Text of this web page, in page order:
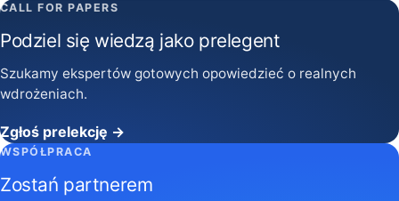
CALL FOR PAPERS
Podziel się wiedzą jako prelegent
Szukamy ekspertów gotowych opowiedzieć o realnych
wdrożeniach.
Zgłoś prelekcję →
WSPÓŁPRACA
Zostań partnerem